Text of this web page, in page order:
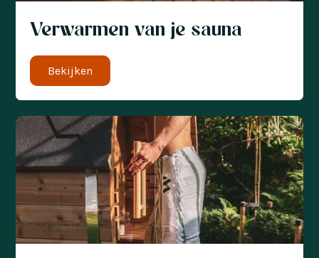
Verwarmen van je sauna
Bekijken